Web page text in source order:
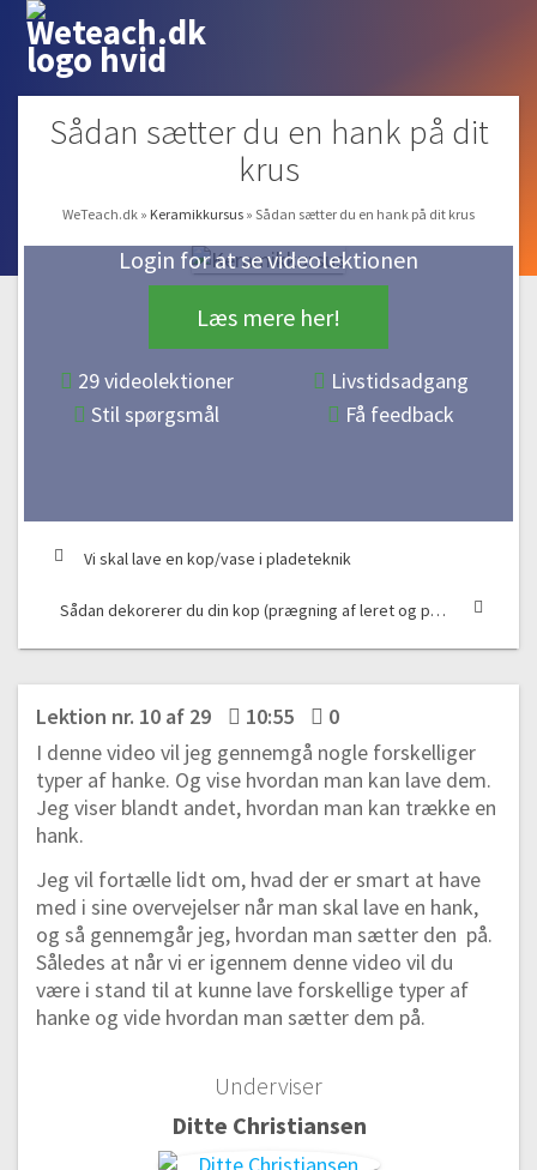
Sådan sætter du en hank på dit
krus
WeTeach.dk » Keramikkursus » Sådan sætter du en hank på dit krus
Login for at se videolektionen
Læs mere her!
29 videolektioner
Livstidsadgang
Stil spørgsmål
Få feedback
Vi skal lave en kop/vase i pladeteknik
Sådan dekorerer du din kop (prægning af leret og påsætning af udstik)
Lektion nr. 10 af 29 10:55
0
I denne video vil jeg gennemgå nogle forskelliger
typer af hanke. Og vise hvordan man kan lave dem.
Jeg viser blandt andet, hvordan man kan trække en
hank.
Jeg vil fortælle lidt om, hvad der er smart at have
med i sine overvejelser når man skal lave en hank,
og så gennemgår jeg, hvordan man sætter den på.
Således at når vi er igennem denne video vil du
være i stand til at kunne lave forskellige typer af
hanke og vide hvordan man sætter dem på.
Underviser
Ditte Christiansen